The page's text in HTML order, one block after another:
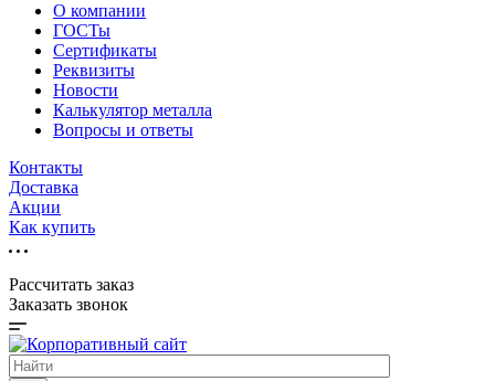
О компании
ГОСТы
Сертификаты
Реквизиты
Новости
Калькулятор металла
Вопросы и ответы
Контакты
Доставка
Акции
Как купить
Рассчитать заказ
Заказать звонок